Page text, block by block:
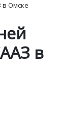
в Омске
в